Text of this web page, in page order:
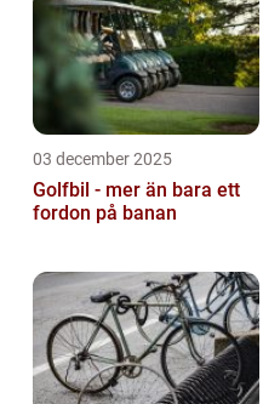
03 december 2025
Golfbil - mer än bara ett
fordon på banan